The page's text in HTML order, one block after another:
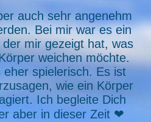
auch sehr angenehm
Bei mir war es ein
mir gezeigt hat, was
weichen möchte.
spielerisch. Es ist
wie ein Körper
Ich begleite Dich
aber in dieser Zeit ❤